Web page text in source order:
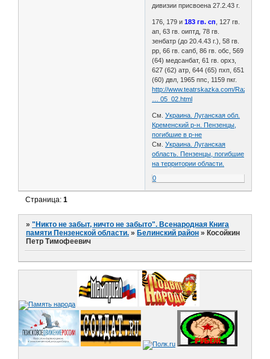
дивизии присвоена 27.2.43 г.
176, 179 и183 гв. сп , 127 гв.
ап, 63 гв. оиптд, 78 гв.
зенбатр (до 20.4.43 г.), 58 гв.
рр, 66 гв. сапб, 86 гв. обс, 569
(64) медсанбат, 61 гв. орхз,
627 (62) атр, 644 (65) пхп, 651
(60) двл, 1965 ппс, 1159 пкг.
http://www.teatrskazka.com/Raznoe/
… 05_02.html
См.Украина. Луганская обл.
Кременский р-н. Пензенцы,
погибшие в р-не
См.Украина. Луганская
область. Пензенцы, погибшие
на территории области.
0
Страница:1
»"Никто не забыт, ничто не забыто". Всенародная Книга
памяти Пензенской области. » Белинский район » Косойкин
Петр Тимофеевич